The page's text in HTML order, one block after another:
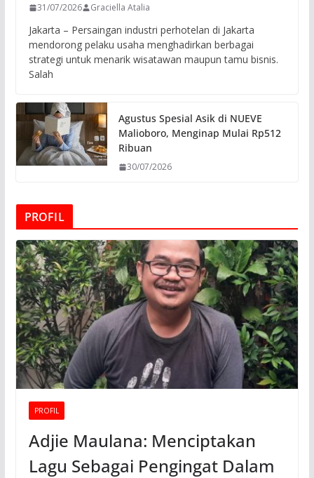
31/07/2026 Graciella Atalia
Jakarta – Persaingan industri perhotelan di Jakarta
mendorong pelaku usaha menghadirkan berbagai
strategi untuk menarik wisatawan maupun tamu bisnis.
Salah
Agustus Spesial Asik di NUEVE
Malioboro, Menginap Mulai Rp512
Ribuan
30/07/2026
PROFIL
PROFIL
Adjie Maulana: Menciptakan
Lagu Sebagai Pengingat Dalam